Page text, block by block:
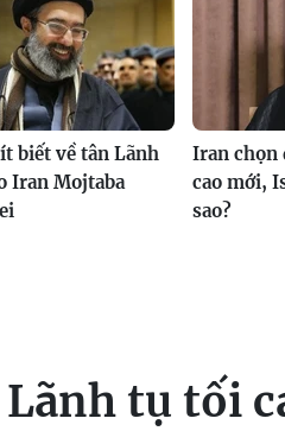
biết về tân Lãnh
Iran Mojtaba
Iran chọn
cao mới,
sao?
tụ tối